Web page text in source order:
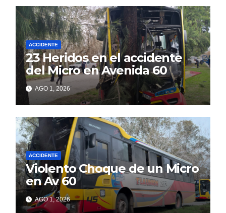
ACCIDENTE
23 Heridos en el accidente
del Micro en Avenida 60
AGO 1, 2026
ACCIDENTE
Violento Choque de un Micro
en Av 60
AGO 1, 2026